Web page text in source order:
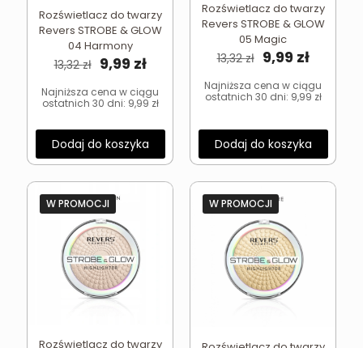
Rozświetlacz do twarzy
Revers STROBE & GLOW
04 Harmony
13,32zł Pierwotna
wynosiła:
13,32 zł.
9,99 złAktualna
wynosi:
9,99 zł.
Najniższa cena w ciągu
ostatnich 30 dni: 9,99 zł
Dodaj do koszyka
Rozświetlacz do twarzy
Revers STROBE & GLOW
05 Magic
13,32zł Pierwotna
wynosiła:
13,32 zł.
9,99 zł
wynosi:
9,99 zł.
Najniższa cena w ciągu
ostatnich 30 dni: 9,99 zł
Dodaj do koszyka
W PROMOCJI
Rozświetlacz do twarzy
W PROMOCJI